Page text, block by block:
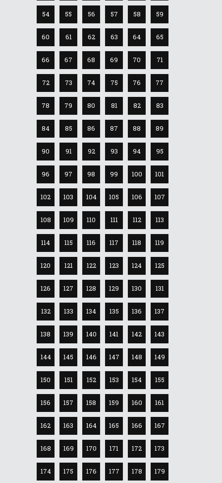
54 55 56 57 58 59
60 61 62 63 64 65
66 67 68 69 70 71
72 73 74 75 76 77
78 79 80 81 82 83
84 85 86 87 88 89
90 91 92 93 94 95
96 97 98 99 100 101
102 103 104 105 106 107
108 109 110 111 112 113
114 115 116 117 118 119
120 121 122 123 124 125
126 127 128 129 130 131
132 133 134 135 136 137
138 139 140 141 142 143
144 145 146 147 148 149
150 151 152 153 154 155
156 157 158 159 160 161
162 163 164 165 166 167
168 169 170 171 172 173
174 175 176 177 178 179